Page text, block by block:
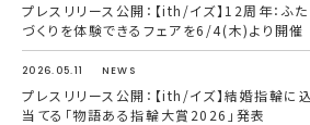
プレスリリース公開：【ith/イズ】12周年：ふ
づくりを体験できるフェアを6/4(木)より開催
2026.05.11 NEWS
プレスリリース公開：【ith/イズ】結婚指輪
当てる「物語ある指輪大賞2026」発表